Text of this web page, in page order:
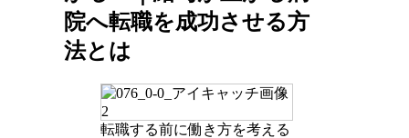
院へ転職を成功させる方
法とは
転職する前に働き方を考える